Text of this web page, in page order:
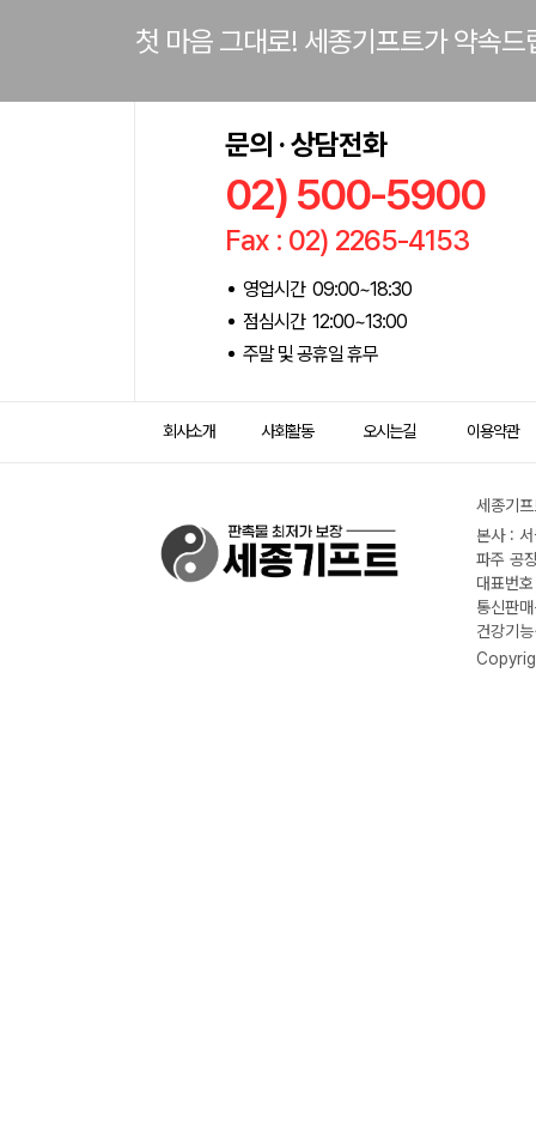
첫 마음 그대로! 세종기프트가 약속드
문의 · 상담전화
02) 500-5900
Fax : 02) 2265-4153
영업시간 09:00~18:30
점심시간 12:00~13:00
주말 및 공휴일 휴무
회사소개 사회활동 오시는길 이용약관
세종기
본사 :
파주 공
대표번
통신판
건강기